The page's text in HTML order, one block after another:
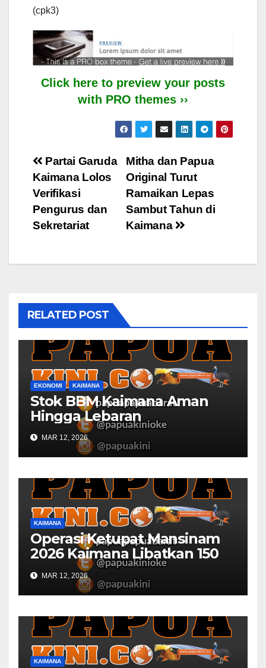
(cpk3)
Click here to preview your posts
with PRO themes ››
Post
navigation
Mitha dan Papua
Original Turut
Ramaikan Lepas
Sambut Tahun di
Kaimana
Partai Garuda
Kaimana Lolos
Verifikasi
Pengurus dan
Sekretariat
RELATED POST
EKONOMI KAIMANA
Stok BBM Kaimana Aman
Hingga Lebaran
MAR 12, 2026
KAIMANA
Operasi Ketupat Mansinam
2026 Kaimana Libatkan 150
Personil Gabungan
MAR 12, 2026
KAIMANA